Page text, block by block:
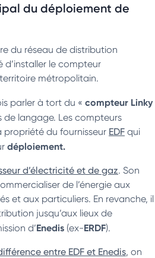
du déploiement de
du réseau de distribution
d’installer le compteur
métropolitain.
parler à tort du « compteur Linky
de langage. Les compteurs
propriété du fournisseur EDF qui
déploiement.
d’électricité et de gaz. Son
de l’énergie aux
et aux particuliers. En revanche, il
jusqu’aux lieux de
d’Enedis (ex-ERDF).
entre EDF et Enedis, on